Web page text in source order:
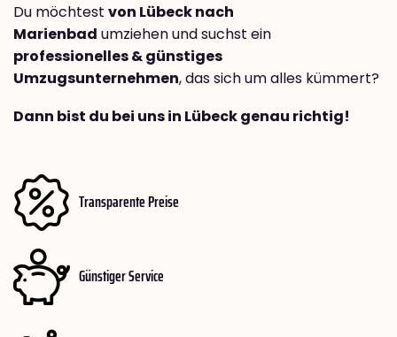
Du möchtest von Lübeck nach
Marienbad umziehen und suchst ein
professionelles & günstiges
Umzugsunternehmen, das sich um alles kümmert?
Dann bist du bei uns in Lübeck genau richtig!
Transparente Preise
Günstiger Service